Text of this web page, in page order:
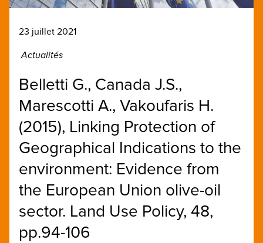
23 juillet 2021
Actualités
Belletti G., Canada J.S.,
Marescotti A., Vakoufaris H.
(2015), Linking Protection of
Geographical Indications to the
environment: Evidence from
the European Union olive-oil
sector. Land Use Policy, 48,
pp.94-106